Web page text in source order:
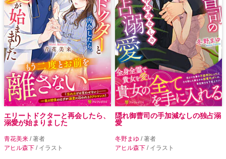
エリートドクターと再会したら、
溺愛が始まりました
青花美来 / 著者
アヒル森下 / イラスト
隠れ御曹司の手加減なしの独占溺
愛
冬野まゆ / 著者
アヒル森下 / イラスト